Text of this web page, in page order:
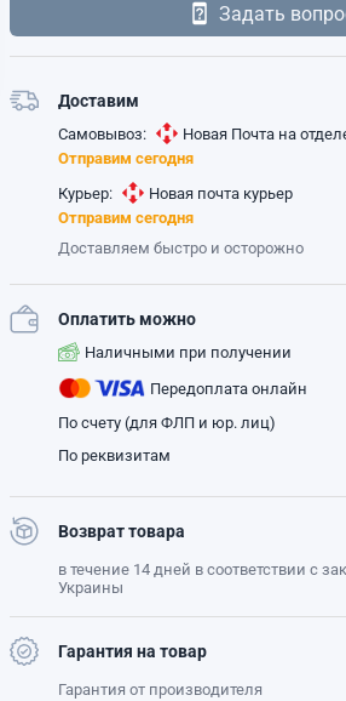
Задать
Доставим
Самовывоз:
Новая Почта на
Отправим сегодня
Курьер:
Новая почта курьер
Отправим сегодня
Доставляем быстро и осторожно
Оплатить можно
Наличными при получении
Передоплата онлайн
По счету (для ФЛП и юр. лиц)
По реквизитам
Возврат товара
в течение 14 дней в соответствии с
Украины
Гарантия на товар
Гарантия от производителя